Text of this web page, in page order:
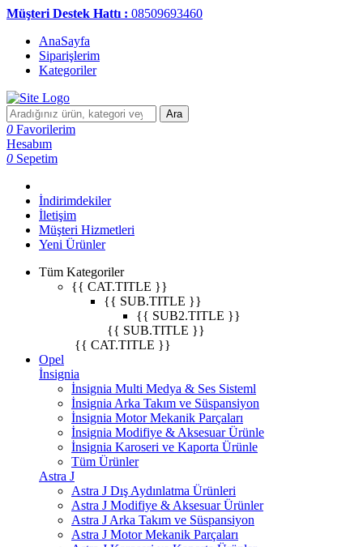
Müşteri Destek Hattı : 08509693460
AnaSayfa
Siparişlerim
Kategoriler
Ara
0 Favorilerim
Hesabım
0 Sepetim
İndirimdekiler
İletişim
Müşteri Hizmetleri
Yeni Ürünler
Tüm Kategoriler
{{ CAT.TITLE }}
{{ SUB.TITLE }}
{{ SUB2.TITLE }}
{{ SUB.TITLE }}
{{ CAT.TITLE }}
Opel
İnsignia
İnsignia Multi Medya & Ses Sisteml
İnsignia Arka Takım ve Süspansiyon
İnsignia Motor Mekanik Parçaları
İnsignia Modifiye & Aksesuar Ürünle
İnsignia Karoseri ve Kaporta Ürünle
Tüm Ürünler
Astra J
Astra J Dış Aydınlatma Ürünleri
Astra J Modifiye & Aksesuar Ürünler
Astra J Arka Takım ve Süspansiyon
Astra J Motor Mekanik Parçaları